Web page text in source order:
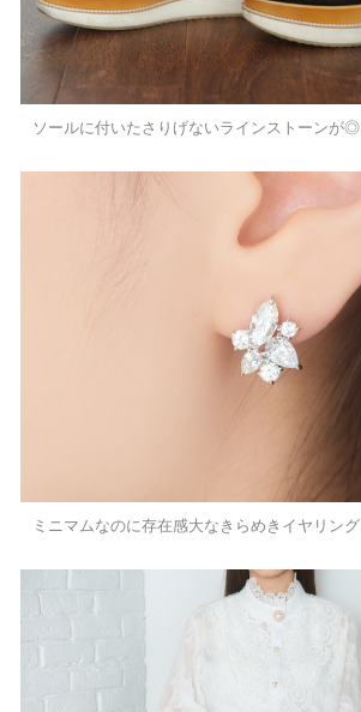
ソールに付いたさりげないラインストーンが◎
ミニマムなのに存在感大なきらめきイヤリング